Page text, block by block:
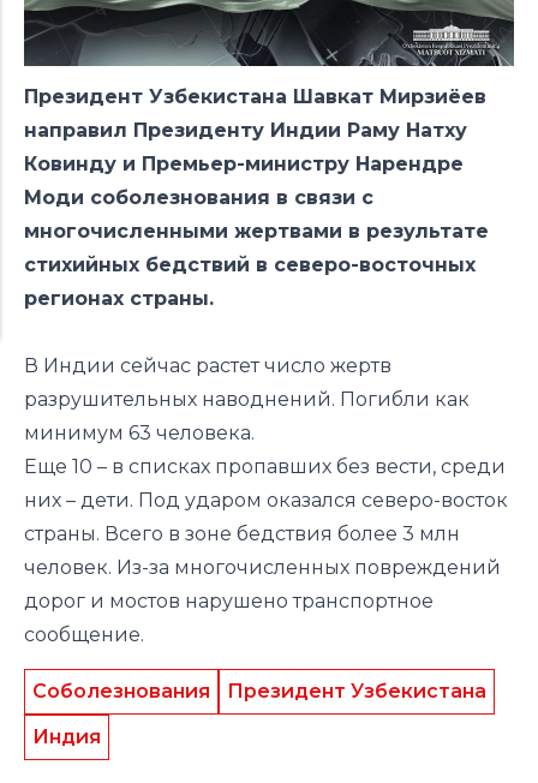
Президент Узбекистана Шавкат Мирзиёев
направил Президенту Индии Раму Натху
Ковинду и Премьер-министру Нарендре
Моди соболезнования в связи с
многочисленными жертвами в результате
стихийных бедствий в северо-восточных
регионах страны.
В Индии сейчас растет число жертв
разрушительных наводнений. Погибли как
минимум 63 человека.
Еще 10 – в списках пропавших без вести, среди
них – дети. Под ударом оказался северо-восток
страны. Всего в зоне бедствия более 3 млн
человек. Из-за многочисленных повреждений
дорог и мостов нарушено транспортное
сообщение.
Соболезнования
Президент Узбекистана
Индия